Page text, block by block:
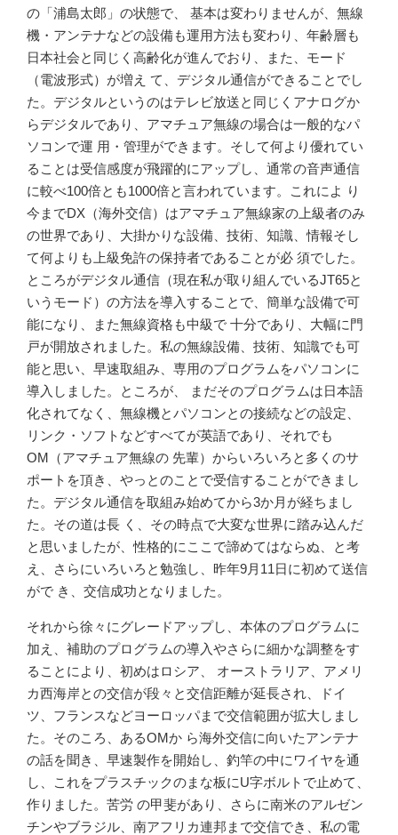
の「浦島太郎」の状態で、 基本は変わりませんが、無線
機・アンテナなどの設備も運用方法も変わり、年齢層も
日本社会と同じく高齢化が進んでおり、また、モード
（電波形式）が増え て、デジタル通信ができることでし
た。デジタルというのはテレビ放送と同じくアナログか
らデジタルであり、アマチュア無線の場合は一般的なパ
ソコンで運 用・管理ができます。そして何より優れてい
ることは受信感度が飛躍的にアップし、通常の音声通信
に較べ100倍とも1000倍と言われています。これによ り
今までDX（海外交信）はアマチュア無線家の上級者のみ
の世界であり、大掛かりな設備、技術、知識、情報そし
て何よりも上級免許の保持者であることが必 須でした。
ところがデジタル通信（現在私が取り組んでいるJT65と
いうモード）の方法を導入することで、簡単な設備で可
能になり、また無線資格も中級で 十分であり、大幅に門
戸が開放されました。私の無線設備、技術、知識でも可
能と思い、早速取組み、専用のプログラムをパソコンに
導入しました。ところが、 まだそのプログラムは日本語
化されてなく、無線機とパソコンとの接続などの設定、
リンク・ソフトなどすべてが英語であり、それでも
OM（アマチュア無線の 先輩）からいろいろと多くのサ
ポートを頂き、やっとのことで受信することができまし
た。デジタル通信を取組み始めてから3か月が経ちまし
た。その道は長 く、その時点で大変な世界に踏み込んだ
と思いましたが、性格的にここで諦めてはならぬ、と考
え、さらにいろいろと勉強し、昨年9月11日に初めて送信
がで き、交信成功となりました。
それから徐々にグレードアップし、本体のプログラムに
加え、補助のプログラムの導入やさらに細かな調整をす
ることにより、初めはロシア、 オーストラリア、アメリ
カ西海岸との交信が段々と交信距離が延長され、ドイ
ツ、フランスなどヨーロッパまで交信範囲が拡大しまし
た。そのころ、あるOMか ら海外交信に向いたアンテナ
の話を聞き、早速製作を開始し、釣竿の中にワイヤを通
し、これをプラスチックのまな板にU字ボルトで止めて、
作りました。苦労 の甲斐があり、さらに南米のアルゼン
チンやブラジル、南アフリカ連邦まで交信でき、私の電